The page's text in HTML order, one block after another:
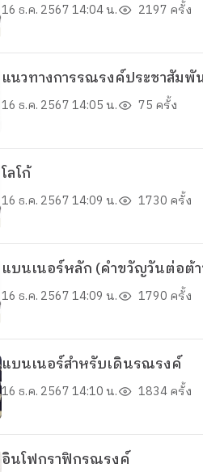
16 ธ.ค. 2567 14:04 น. 2197 ครั้ง
แนวทางการรณรงค์ประชาสัมพั
16 ธ.ค. 2567 14:05 น. 75 ครั้ง
โลโก้
16 ธ.ค. 2567 14:09 น. 1730 ครั้ง
แบนเนอร์หลัก (คำขวัญวันต่อต้
16 ธ.ค. 2567 14:09 น. 1790 ครั้ง
แบนเนอร์สำหรับเดินรณรงค์
16 ธ.ค. 2567 14:10 น. 1834 ครั้ง
อินโฟกราฟิกรณรงค์